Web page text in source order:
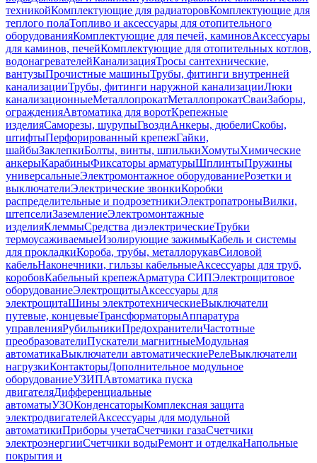
техникойКомплектующие для радиаторовКомплектующие для
теплого полаТопливо и аксессуары для отопительного
оборудованияКомплектующие для печей, каминовАксессуары
для каминов, печейКомплектующие для отопительных котлов,
водонагревателейКанализацияТросы сантехнические,
вантузыПрочистные машиныТрубы, фитинги внутренней
канализацииТрубы, фитинги наружной канализацииЛюки
канализационныеМеталлопрокатМеталлопрокатСваиЗаборы,
огражденияАвтоматика для воротКрепежные
изделияСаморезы, шурупыГвоздиАнкеры, дюбелиСкобы,
штифтыПерфорированный крепежГайки,
шайбыЗаклепкиБолты, винты, шпилькиХомутыХимические
анкерыКарабиныФиксаторы арматурыШплинтыПружины
универсальныеЭлектромонтажное оборудованиеРозетки и
выключателиЭлектрические звонкиКоробки
распределительные и подрозетникиЭлектропатроныВилки,
штепселиЗаземлениеЭлектромонтажные
изделияКлеммыСредства диэлектрическиеТрубки
термоусаживаемыеИзолирующие зажимыКабель и системы
для прокладкиКороба, трубы, металлорукавСиловой
кабельНаконечники, гильзы кабельныеАксессуары для труб,
коробовКабельный крепежАрматура СИПЭлектрощитовое
оборудованиеЭлектрощитыАксессуары для
электрощитаШины электротехническиеВыключатели
путевые, концевыеТрансформаторыАппаратура
управленияРубильникиПредохранителиЧастотные
преобразователиПускатели магнитныеМодульная
автоматикаВыключатели автоматическиеРелеВыключатели
нагрузкиКонтакторыДополнительное модульное
оборудованиеУЗИПАвтоматика пуска
двигателяДифференциальные
автоматыУЗОКонденсаторыКомплексная защита
электродвигателейАксессуары для модульной
автоматикиПриборы учетаСчетчики газаСчетчики
электроэнергииСчетчики водыРемонт и отделкаНапольные
покрытия и